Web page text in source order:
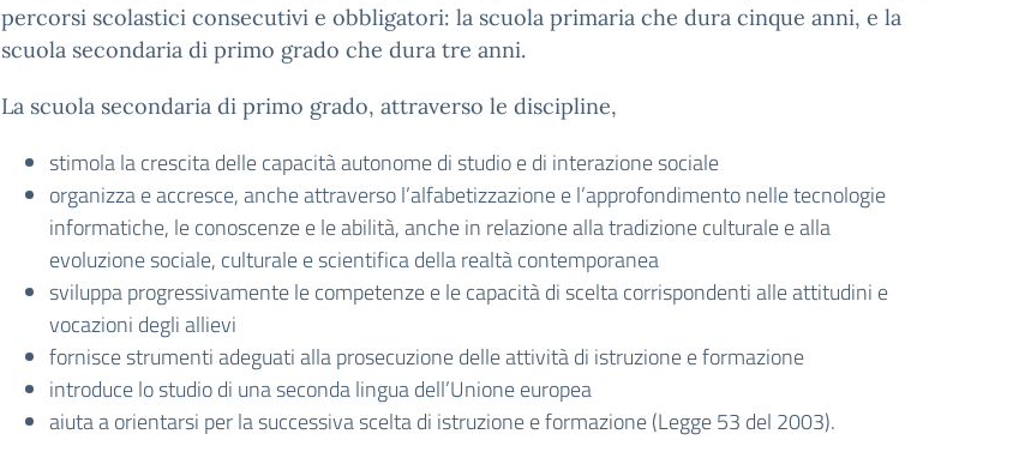
percorsi scolastici consecutivi e obbligatori: la scuola primaria che dura cinque anni, e la
scuola secondaria di primo grado che dura tre anni.
La scuola secondaria di primo grado, attraverso le discipline,
stimola la crescita delle capacità autonome di studio e di interazione sociale
organizza e accresce, anche attraverso l’alfabetizzazione e l’approfondimento nelle tecnologie
informatiche, le conoscenze e le abilità, anche in relazione alla tradizione culturale e alla
evoluzione sociale, culturale e scientifica della realtà contemporanea
sviluppa progressivamente le competenze e le capacità di scelta corrispondenti alle attitudini e
vocazioni degli allievi
fornisce strumenti adeguati alla prosecuzione delle attività di istruzione e formazione
introduce lo studio di una seconda lingua dell’Unione europea
aiuta a orientarsi per la successiva scelta di istruzione e formazione (Legge 53 del 2003).